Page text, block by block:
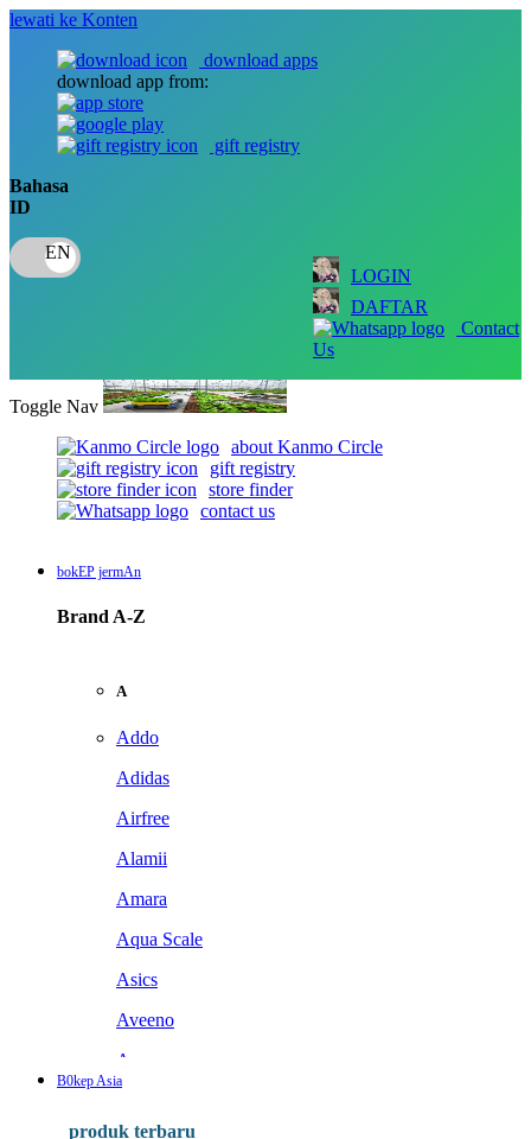
lewati ke Konten
download apps
download app from:
gift registry
Bahasa
ID
LOGIN
DAFTAR
Contact
Us
Toggle Nav
about Kanmo Circle
gift registry
store finder
contact us
bokEP jermAn
Brand A-Z
A
Addo
Adidas
Airfree
Alamii
Amara
Aqua Scale
Asics
Aveeno
Awan
B0kep Asia
produk terbaru